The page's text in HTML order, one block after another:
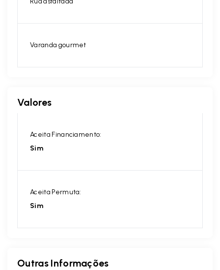
Varanda gourmet
Valores
Aceita Financiamento:
Sim
Aceita Permuta:
Sim
Outras Informações